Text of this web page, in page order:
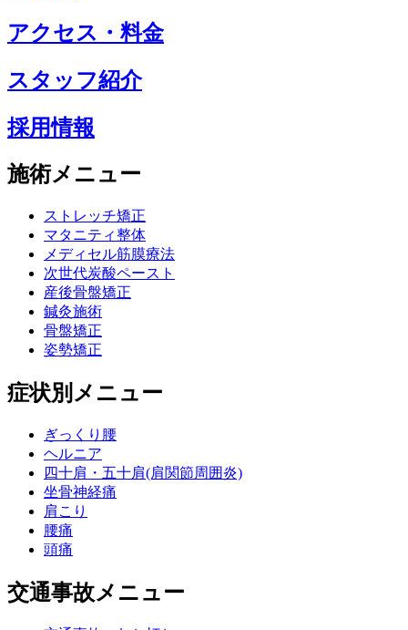
アクセス・料金
スタッフ紹介
採用情報
施術メニュー
ストレッチ矯正
マタニティ整体
メディセル筋膜療法
次世代炭酸ペースト
産後骨盤矯正
鍼灸施術
骨盤矯正
姿勢矯正
症状別メニュー
ぎっくり腰
ヘルニア
四十肩・五十肩(肩関節周囲炎)
坐骨神経痛
肩こり
腰痛
頭痛
交通事故メニュー